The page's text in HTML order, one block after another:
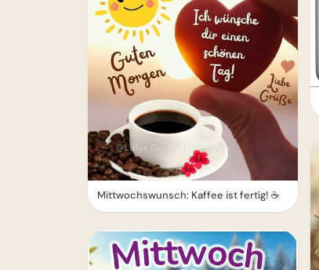
Mittwochswunsch: Kaffee ist fertig! ☕️